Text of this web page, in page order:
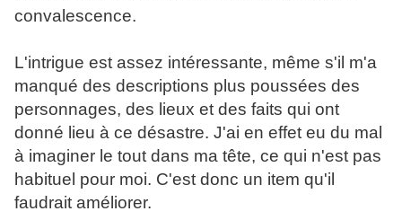
convalescence.
L'intrigue est assez intéressante, même s'il m'a
manqué des descriptions plus poussées des
personnages, des lieux et des faits qui ont
donné lieu à ce désastre. J'ai en effet eu du mal
à imaginer le tout dans ma tête, ce qui n'est pas
habituel pour moi. C'est donc un item qu'il
faudrait améliorer.